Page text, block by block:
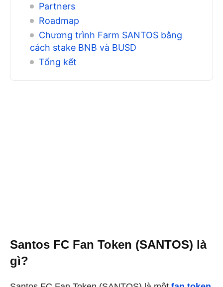
Partners
Roadmap
Chương trình Farm SANTOS bằng
cách stake BNB và BUSD
Tổng kết
Santos FC Fan Token (SANTOS) là
gì?